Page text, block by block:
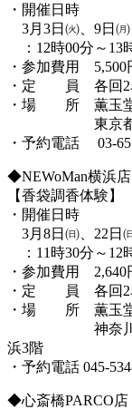
・開催日時
3月3日㈫、9日㈪
：12時00分～13
・参加費用 5,500
・定 員 各回2
・場 所 薫玉堂
東京都千代
・予約電話 03-
◆NEWoMan横浜
【香袋調香体験】
・開催日時
3月8日㈰、22日
：11時30分～12
・参加費用 2,640
・定 員 各回2
・場 所 薫玉
神奈川県横
浜3階
・予約電話 045-
◆心斎橋PARCO